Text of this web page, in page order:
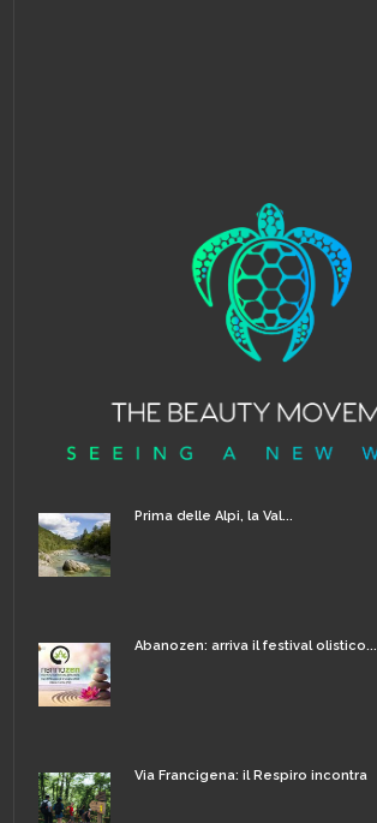
Prima delle Alpi, la Val...
Abanozen: arriva il festival olistico...
Via Francigena: il Respiro incontra